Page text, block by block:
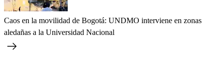
Caos en la movilidad de Bogotá: UNDMO interviene en zonas
aledañas a la Universidad Nacional